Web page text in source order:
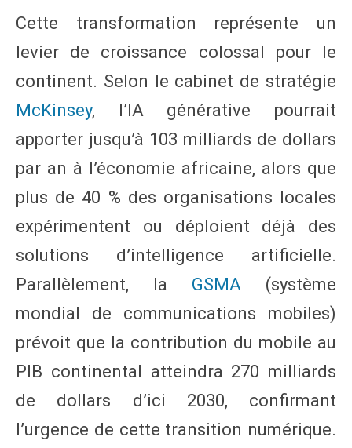
Cette transformation représente un
levier de croissance colossal pour le
continent. Selon le cabinet de stratégie
McKinsey, l’IA générative pourrait
apporter jusqu’à 103 milliards de dollars
par an à l’économie africaine, alors que
plus de 40 % des organisations locales
expérimentent ou déploient déjà des
solutions d’intelligence artificielle.
Parallèlement, la GSMA (système
mondial de communications mobiles)
prévoit que la contribution du mobile au
PIB continental atteindra 270 milliards
de dollars d’ici 2030, confirmant
l’urgence de cette transition numérique.